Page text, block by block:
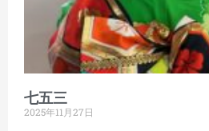
七五三
2025年11月27日